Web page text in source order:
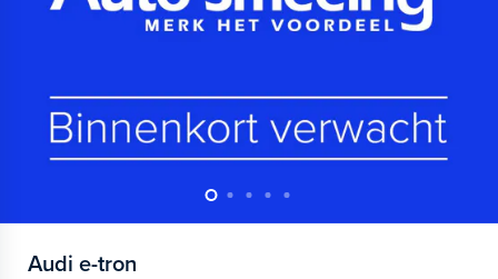
Audi e-tron